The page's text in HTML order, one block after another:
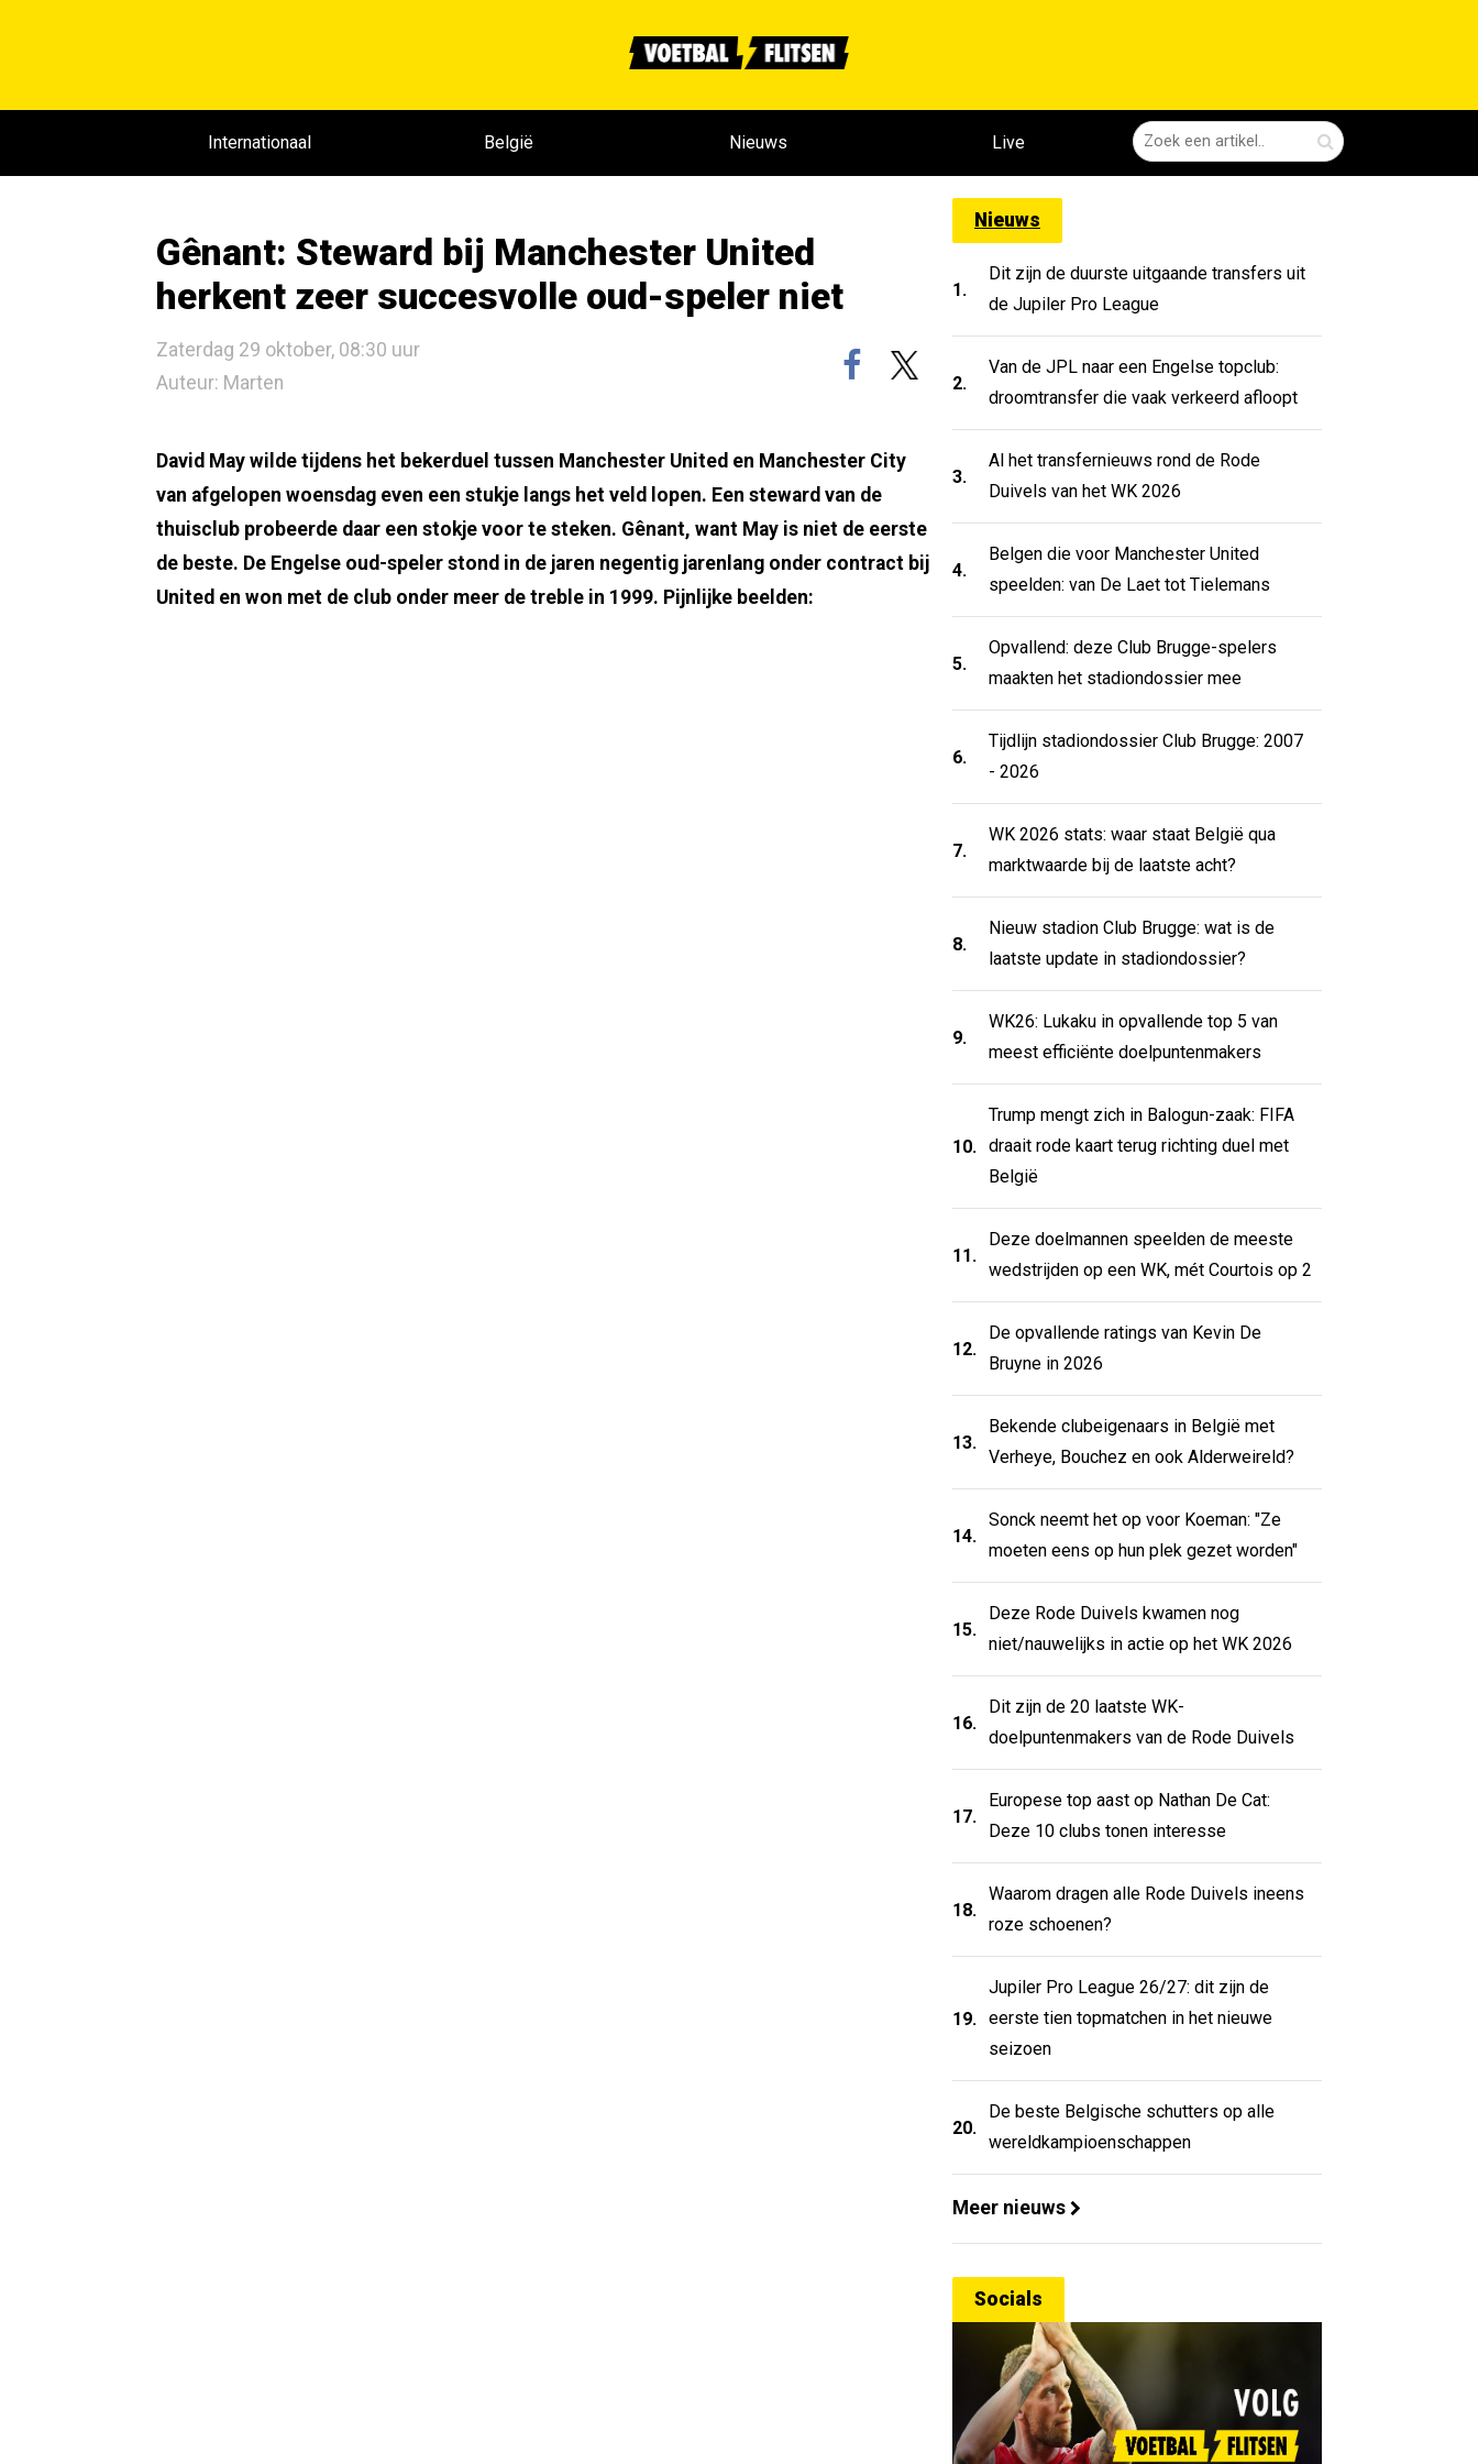
Internationaal België Nieuws Live
Gênant: Steward bij Manchester United
herkent zeer succesvolle oud-speler niet
Zaterdag 29 oktober, 08:30 uur
Auteur: Marten
David May wilde tijdens het bekerduel tussen Manchester United en Manchester City
van afgelopen woensdag even een stukje langs het veld lopen. Een steward van de
thuisclub probeerde daar een stokje voor te steken. Gênant, want May is niet de eerste
de beste. De Engelse oud-speler stond in de jaren negentig jarenlang onder contract bij
United en won met de club onder meer de treble in 1999. Pijnlijke beelden:
Nieuws
1.
Dit zijn de duurste uitgaande transfers uit
de Jupiler Pro League
2.
Van de JPL naar een Engelse topclub:
droomtransfer die vaak verkeerd afloopt
3.
Al het transfernieuws rond de Rode
Duivels van het WK 2026
4.
Belgen die voor Manchester United
speelden: van De Laet tot Tielemans
5.
Opvallend: deze Club Brugge-spelers
maakten het stadiondossier mee
6.
Tijdlijn stadiondossier Club Brugge: 2007
- 2026
7.
WK 2026 stats: waar staat België qua
marktwaarde bij de laatste acht?
8.
Nieuw stadion Club Brugge: wat is de
laatste update in stadiondossier?
9.
WK26: Lukaku in opvallende top 5 van
meest efficiënte doelpuntenmakers
10.
Trump mengt zich in Balogun-zaak: FIFA
draait rode kaart terug richting duel met
België
11.
Deze doelmannen speelden de meeste
wedstrijden op een WK, mét Courtois op 2
12.
De opvallende ratings van Kevin De
Bruyne in 2026
13.
Bekende clubeigenaars in België met
Verheye, Bouchez en ook Alderweireld?
14.
Sonck neemt het op voor Koeman: "Ze
moeten eens op hun plek gezet worden"
15.
Deze Rode Duivels kwamen nog
niet/nauwelijks in actie op het WK 2026
16.
Dit zijn de 20 laatste WK-
doelpuntenmakers van de Rode Duivels
17.
Europese top aast op Nathan De Cat:
Deze 10 clubs tonen interesse
18.
Waarom dragen alle Rode Duivels ineens
roze schoenen?
19.
Jupiler Pro League 26/27: dit zijn de
eerste tien topmatchen in het nieuwe
seizoen
20.
De beste Belgische schutters op alle
wereldkampioenschappen
Meer nieuws
Socials